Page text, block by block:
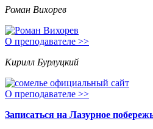
Роман Вихорев
О преподавателе >>
Кирилл Бурлуцкий
О преподавателе >>
Записаться на Лазурное